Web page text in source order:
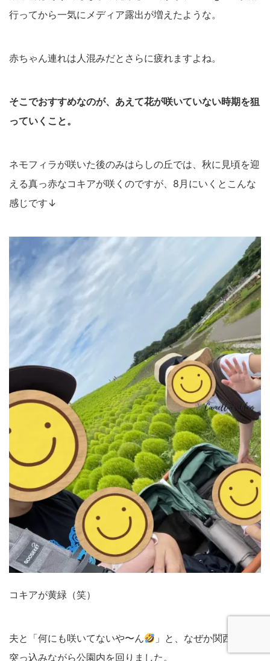
行ってから一気にメディア露出が増えたような。
赤ちゃん連れは人混みだとさらに疲れますよね。
そこでおすすめなのが、あえて花が咲いていない時期を狙
っていくこと。
ネモフィラが咲いた後のみはらしの丘では、秋に見頃を迎
える真っ赤なコキアが咲くのですが、8月にいくとこんな
感じです↓
コキアが黄緑（笑）
夫と「何にも咲いてないや〜ん
」と、なぜか関西弁で
突っ込みながら公園内を回りました。